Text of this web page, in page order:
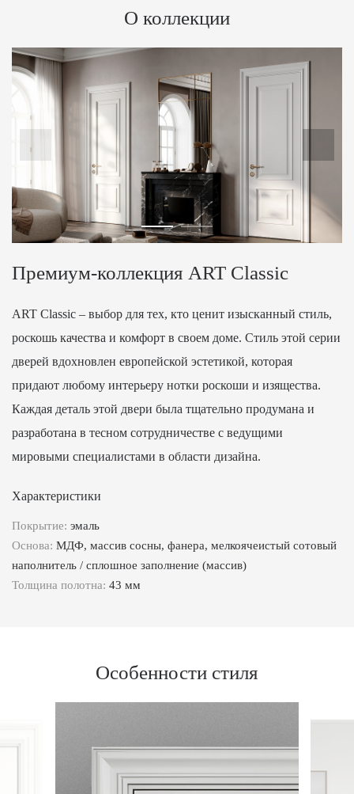
О коллекции
Премиум-коллекция ART Classic
ART Classic – выбор для тех, кто ценит изысканный стиль,
роскошь качества и комфорт в своем доме. Стиль этой серии
дверей вдохновлен европейской эстетикой, которая
придают любому интерьеру нотки роскоши и изящества.
Каждая деталь этой двери была тщательно продумана и
разработана в тесном сотрудничестве с ведущими
мировыми специалистами в области дизайна.
Характеристики
Покрытие: эмаль
Основа: МДФ, массив сосны, фанера, мелкоячеистый сотовый
наполнитель / сплошное заполнение (массив)
Толщина полотна: 43 мм
Особенности стиля